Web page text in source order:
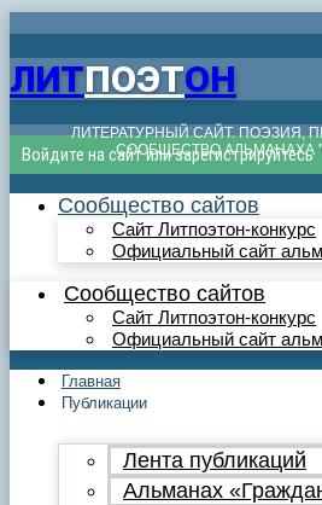
ЛИТПОЭТОН
ЛИТЕРАТУРНЫЙ САЙТ. ПОЭЗИЯ,
СООБЩЕСТВО АЛЬМАНАХА
Войдите на сайт или зарегистрируйтесь
Сообщество сайтов
Сайт Литпоэтон-конкурс
Официальный сайт
Сообщество сайтов
Сайт Литпоэтон-конкурс
Официальный сайт
Главная
Публикации
Лента публикаций
Альманах